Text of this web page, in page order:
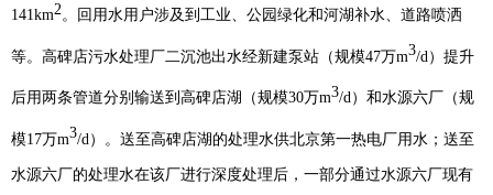
141km2。回用水用户涉及到工业、公园绿化和河湖补水、道路喷洒
等。高碑店污水处理厂二沉池出水经新建泵站（规模47万m3/d ）提升
后用两条管道分别输送到高碑店湖（规模30万m3/d）和水源六厂（规
模17万m3/d）。送至高碑店湖的处理水供北京第一热电厂用水；送至
水源六厂的处理水在该厂进行深度处理后，一部分通过水源六厂现有